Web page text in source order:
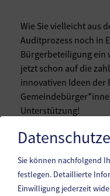
Wie Sie vielleicht aus
Auditprozess noch in
Bürgerbeteiligung ein
jetzt schon auf die
innovativen Ideen der
Unterstützung!
Sie können nachfolgend
festlegen. Detaillierte
Einwilligung jederzeit